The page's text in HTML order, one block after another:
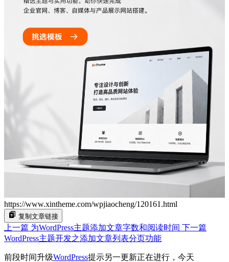
https://www.xintheme.com/wpjiaocheng/120161.html
复制文章链接
上一篇 为WordPress主题添加文章字数和阅读时间 下一篇
WordPress主题开发之添加文章列表分页功能
前段时间升级WordPress提示另一更新正在进行，今天